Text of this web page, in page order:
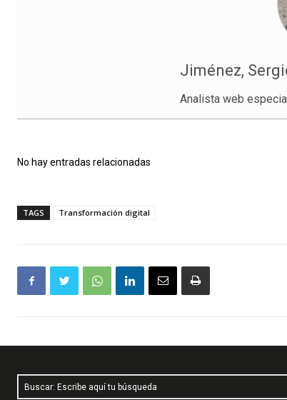
Jiménez,
Analista web
No hay entradas relacionadas
TAGS Transformación digital
Buscar: Escribe aquí tu búsqueda